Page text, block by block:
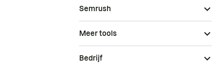
Semrush
Meer tools
Bedrijf